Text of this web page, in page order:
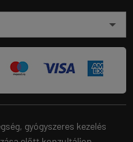
gyógyszeres kezelés